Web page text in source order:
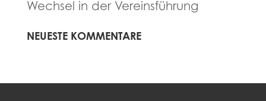
Wechsel in der Vereinsführung
NEUESTE KOMMENTARE